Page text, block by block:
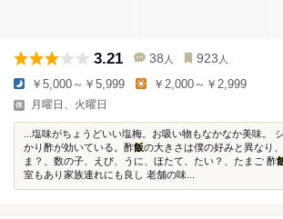
3.21 38 人 923 人
￥5,000～￥5,999 ￥2,000～￥2,999
月曜日、火曜日
...塩味がちょうどいい塩梅。お吸い物もなかなか美味。
かり酢が効いている。酢飯の大きさは僕の好みと異なり
ま？、数の子、えび、うに、ほたて、たい？、たまご 酢
室もあり家族連れにも良し 老舗の味...